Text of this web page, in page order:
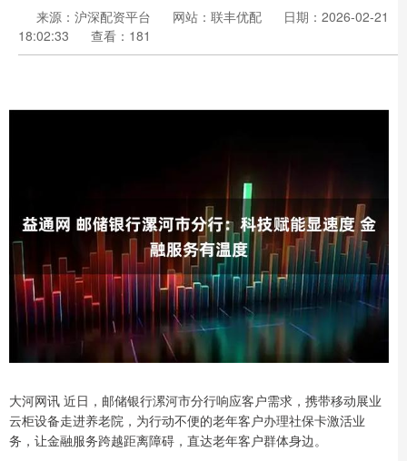
来源：沪深配资平台 网站：联丰优配
日期：2026-02-21
18:02:33
查看：181
大河网讯 近日，邮储银行漯河市分行响应客户需求，携带移动展业
云柜设备走进养老院，为行动不便的老年客户办理社保卡激活业
务，让金融服务跨越距离障碍，直达老年客户群体身边。